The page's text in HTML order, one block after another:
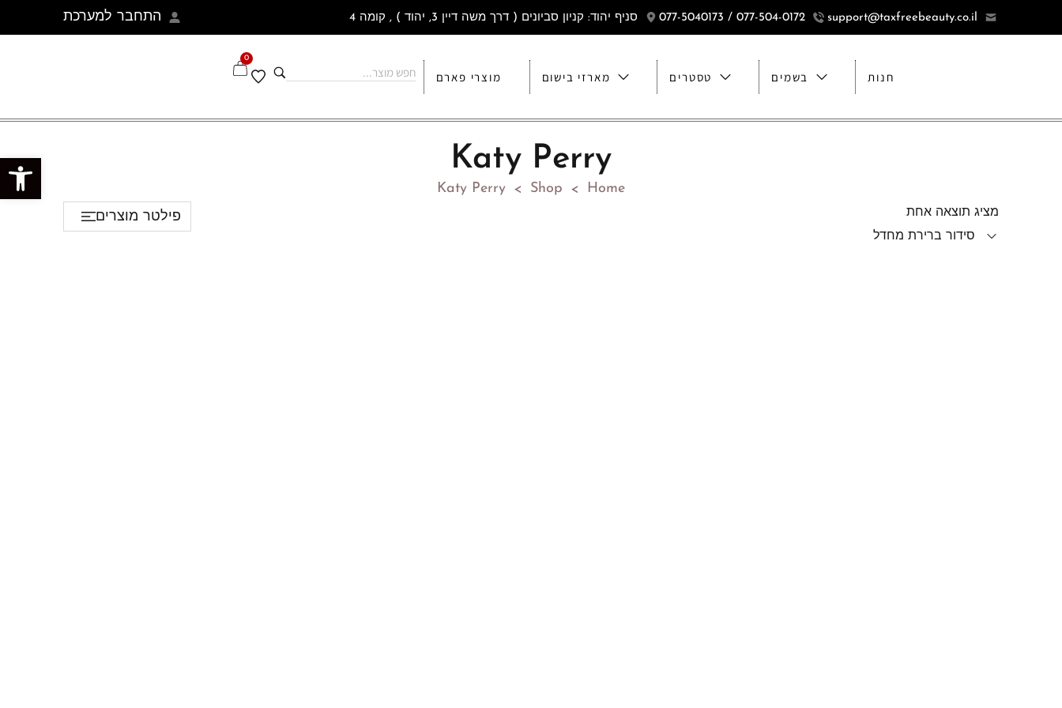
support@taxfreebeauty.co.il
077-504-0172 / 077-5040173 סניף יהוד: קניון סביונים ( דרך משה דיין 3, יהוד ) , קומה 4 התחבר למערכת
מוצרי פארם מארזי בישום טסטרים בשמים חנות
0
Katy Perry
Home
>
Shop
>
Katy Perry
מציג תוצאה אחת
סידור ברירת מחדל
פילטר מוצרים
פתח סרגל נגישות